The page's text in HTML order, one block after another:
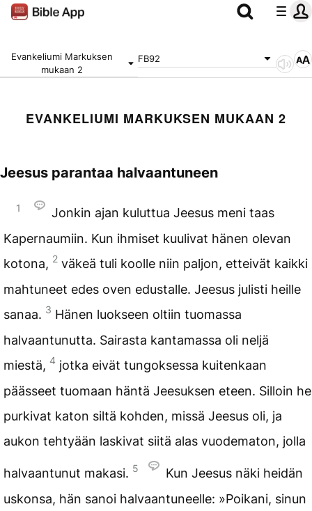
Evankeliumi Markuksen
mukaan 2
FB92
EVANKELIUMI MARKUKSEN MUKAAN 2
Jeesus parantaa halvaantuneen
1
Jonkin ajan kuluttua Jeesus meni taas
Kapernaumiin. Kun ihmiset kuulivat hänen olevan
kotona, 2 väkeä tuli koolle niin paljon, etteivät kaikki
mahtuneet edes oven edustalle. Jeesus julisti heille
sanaa. 3 Hänen luokseen oltiin tuomassa
halvaantunutta. Sairasta kantamassa oli neljä
miestä, 4 jotka eivät tungoksessa kuitenkaan
päässeet tuomaan häntä Jeesuksen eteen. Silloin he
purkivat katon siltä kohden, missä Jeesus oli, ja
aukon tehtyään laskivat siitä alas vuodematon, jolla
halvaantunut makasi. 5
Kun Jeesus näki heidän
uskonsa, hän sanoi halvaantuneelle: »Poikani, sinun